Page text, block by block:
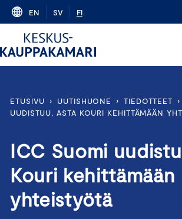
Skip
content
EN SV FI
ETUSIVU › UUTISHUONE › TIEDOTTEET ›
UUDISTUU, ASTA KOURI KEHITTÄMÄÄN
ICC Suomi
Kouri kehittämään
yhteistyötä